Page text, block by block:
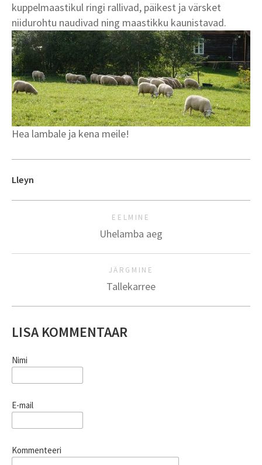
kuppelmaastikul ringi rallivad, päikest ja värsket
niidurohtu naudivad ning maastikku kaunistavad.
Hea lambale ja kena meile!
Lleyn
EELMINE
Uhelamba aeg
JÄRGMINE
Tallekarree
LISA KOMMENTAAR
Nimi
E-mail
Kommenteeri